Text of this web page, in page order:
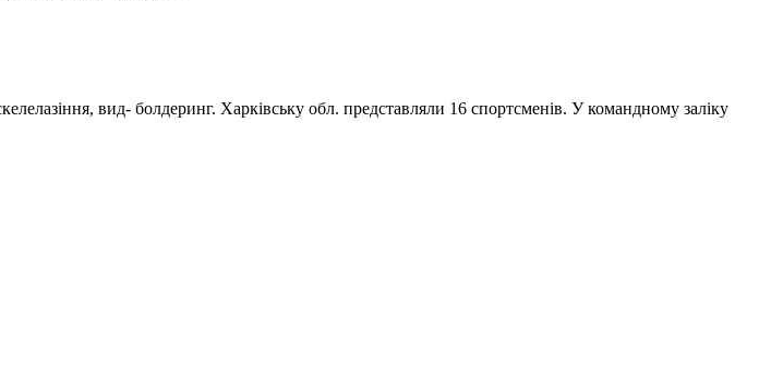
вид- болдеринг. Харківську обл. представляли 16 спортсменів. У командному заліку